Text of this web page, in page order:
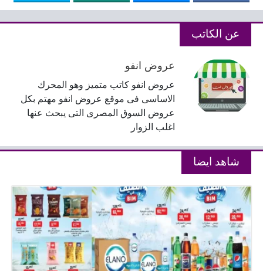
عن الكاتب
عروض انفو
عروض انفو كاتب متميز وهو المحرك
الاساسى فى موقع عروض انفو مهتم بكل
عروض السوق المصرى التى يبحث عنها
اغلب الزوار
شاهد ايضا